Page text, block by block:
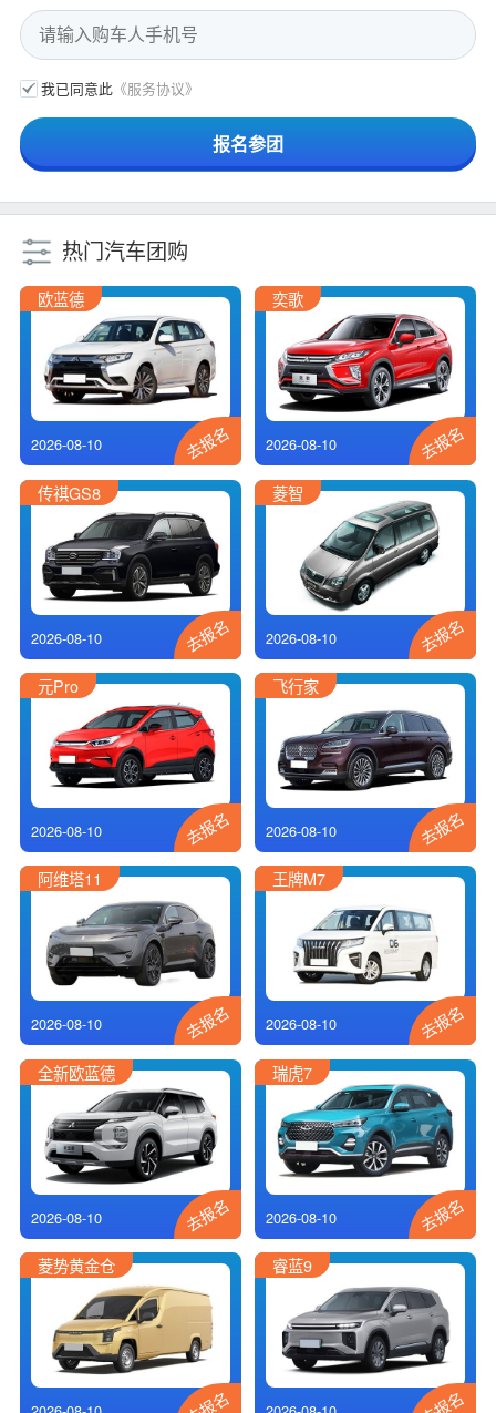
我已同意此 《服务协议》
热门汽车团购
欧蓝德
2026-08-10 去报名
奕歌
2026-08-10 去报名
传祺GS8
2026-08-10 去报名
菱智
2026-08-10 去报名
元Pro
2026-08-10 去报名
飞行家
2026-08-10 去报名
阿维塔11
2026-08-10 去报名
王牌M7
2026-08-10 去报名
全新欧蓝德
2026-08-10 去报名
瑞虎7
2026-08-10 去报名
菱势黄金仓 睿蓝9